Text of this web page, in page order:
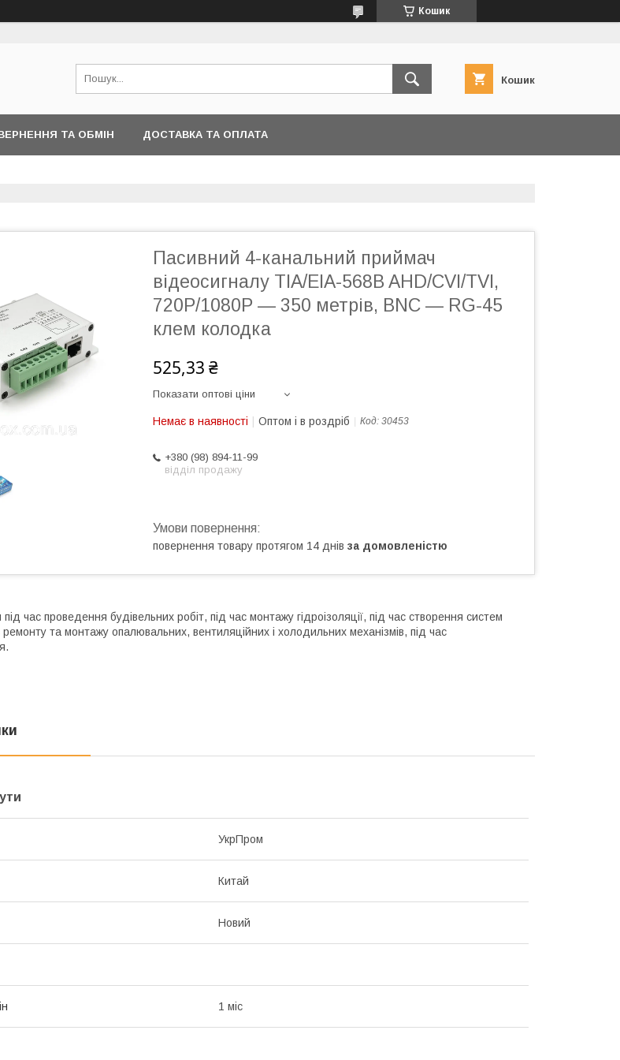
Кошик
Кошик
ТА ОБМІН ДОСТАВКА ТА ОПЛАТА
Пасивний 4-канальний приймач
відеосигналу TIA/EIA-568B AHD/CVI/TVI,
720P/1080P — 350 метрів, BNC — RG-45
клем колодка
525,33 ₴
Показати оптові ціни
Немає в наявності Оптом і в роздріб Код: 30453
+380 (98) 894-11-99
відділ продажу
повернення товару протягом 14 днів за домовленістю
час проведення будівельних робіт, під час монтажу гідроізоляції, під час створення систем
та монтажу опалювальних, вентиляційних і холодильних механізмів, під час
УкрПром
Китай
Новий
1 міс